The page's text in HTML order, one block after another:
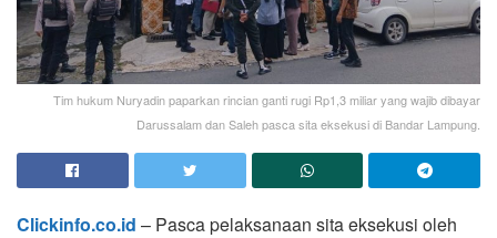
Tim hukum Nuryadin paparkan rincian ganti rugi Rp1,3 miliar yang wajib dibayar
Darussalam dan Saleh pasca sita eksekusi di Bandar Lampung.
Clickinfo.co.id – Pasca pelaksanaan sita eksekusi oleh